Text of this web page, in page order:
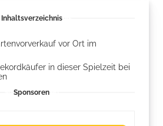
Inhaltsverzeichnis
vor Ort im
in dieser Spielzeit bei
Sponsoren